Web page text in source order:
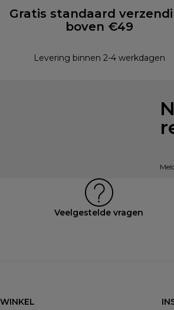
Gratis standaard
boven €49
Levering binnen 2-4 werkdagen
Veelgestelde vragen
WINKEL